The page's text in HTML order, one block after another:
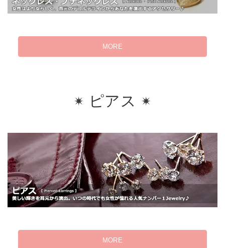
MORE
ピアス
MORE